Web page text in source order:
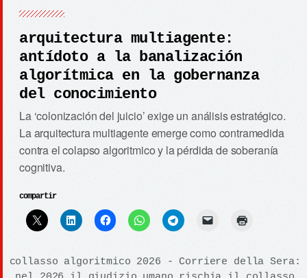
arquitectura multiagente:
antídoto a la banalización
algorítmica en la gobernanza
del conocimiento
La ‘colonización del juicio’ exige un análisis estratégico.
La arquitectura multiagente emerge como contramedida
contra el colapso algoritmico y la pérdida de soberanía
cognitiva.
compartir
collasso algoritmico 2026 - Corriere della Sera: